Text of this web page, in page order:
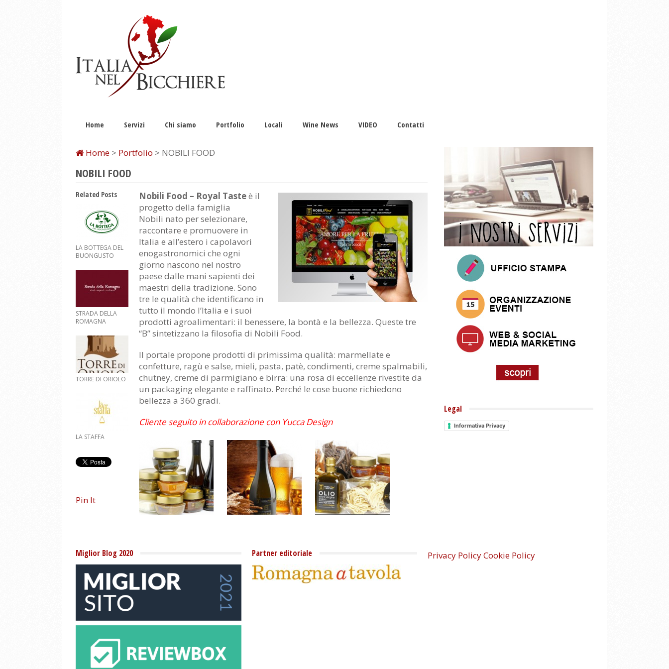
Home Servizi Chi siamo Portfolio Locali Wine News VIDEO Contatti
Home > Portfolio > NOBILI FOOD
NOBILI FOOD
Nobili Food – Royal Tasteè il
progetto della famiglia
Nobili nato per selezionare,
raccontare e promuovere in
Italia e all’estero i capolavori
enogastronomici che ogni
giorno nascono nel nostro
paese dalle mani sapienti dei
maestri della tradizione. Sono
tre le qualità che identificano in
tutto il mondo l’Italia e i suoi
prodotti agroalimentari: il benessere, la bontà e la bellezza. Queste tre
“B” sintetizzano la filosofia di Nobili Food.
Il portale propone prodotti di primissima qualità: marmellate e
confetture, ragù e salse, mieli, pasta, patè, condimenti, creme spalmabili,
chutney, creme di parmigiano e birra: una rosa di eccellenze rivestite da
un packaging elegante e raffinato. Perché le cose buone richiedono
bellezza a 360 gradi.
Cliente seguito in collaborazione con Yucca Design
Related Posts
LA BOTTEGA DEL
BUONGUSTO
STRADA DELLA
ROMAGNA
TORRE DI ORIOLO
LA STAFFA
Pin It
Legal
Informativa Privacy
Miglior Blog 2020 Partner editoriale Privacy PolicyCookie Policy